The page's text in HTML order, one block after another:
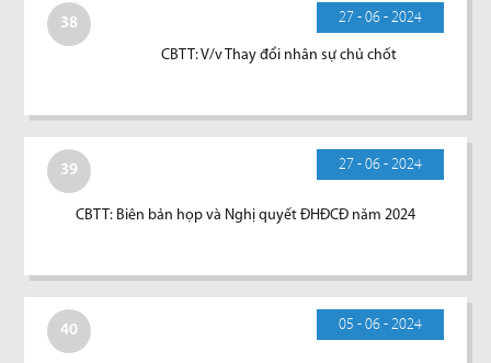
38 27 - 06 - 2024
CBTT: V/v Thay đổi nhân sự chủ chốt
39 27 - 06 - 2024
CBTT: Biên bản họp và Nghị quyết ĐHĐCĐ năm 2024
40 05 - 06 - 2024